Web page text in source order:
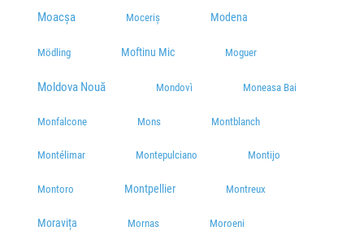
Moacșa Moceriș Modena
Mödling Moftinu Mic Moguer
Moldova Nouă Mondovì Moneasa Bai
Monfalcone Mons Montblanch
Montélimar Montepulciano Montijo
Montoro Montpellier Montreux
Moravița Mornas Moroeni